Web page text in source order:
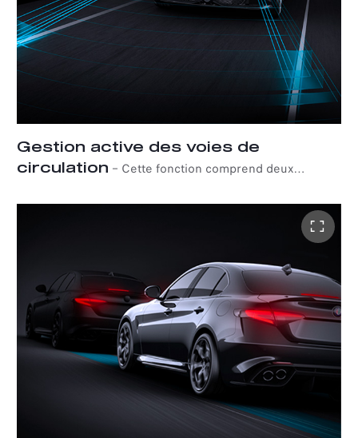
Gestion active des voies de
circulation – Cette fonction comprend deux
maintien de la voie et l'assistance active à l'angle mort.
Alors que le premier intervient automatiquement lorsque
la voiture change de voie - en corrigeant sa trajectoire et
en la réalignant - le second fournit une direction
corrective et une alerte visible sur le rétroviseur
extérieur correspondant pour aider le conducteur à
éviter les collisions avec les véhicules circulant sur les
voies adjacentes.